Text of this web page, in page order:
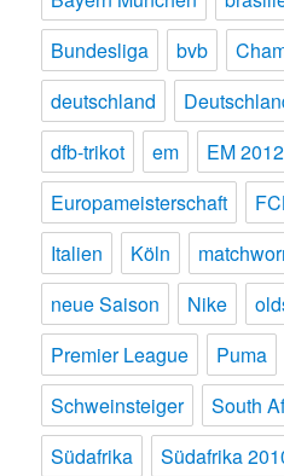
Bundesliga
bvb
deutschland
dfb-trikot
em EM 2012
Europameisterschaft
Italien
Köln
neue Saison
Nike
Premier League
Puma
Schweinsteiger
South
Südafrika
Südafrika